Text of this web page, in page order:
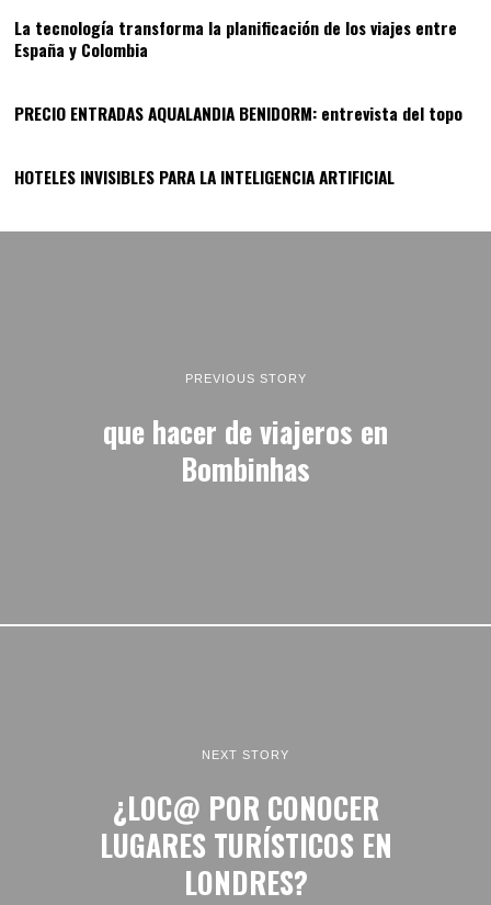
La tecnología transforma la planificación de los viajes entre
España y Colombia
PRECIO ENTRADAS AQUALANDIA BENIDORM: entrevista del topo
14
HOTELES INVISIBLES PARA LA INTELIGENCIA ARTIFICIAL
PREVIOUS STORY
que hacer de viajeros en
Bombinhas
NEXT STORY
¿LOC@ POR CONOCER
LUGARES TURÍSTICOS EN
LONDRES?